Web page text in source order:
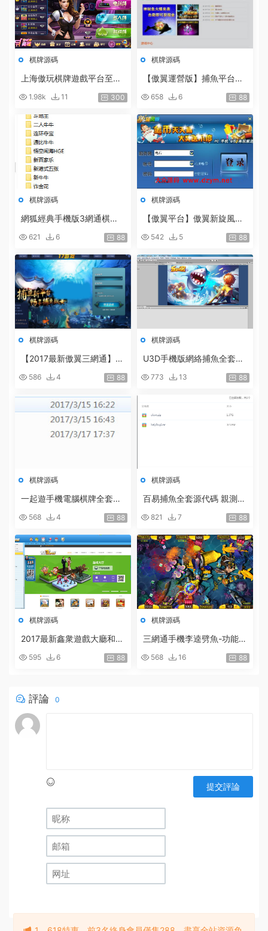
棋牌源碼
上海傲玩棋牌遊戲平台至尊
果客戶端+工具+網站+數據
庫
1.98k 11 300
棋牌源碼
【傲翼運營版】捕魚平台遊
設教程
658 6 88
棋牌源碼
網狐經典手機版3網通棋牌
621 6 88
棋牌源碼
【傲翼平台】傲翼新旋風棋
542 5 88
棋牌源碼
【2017最新傲翼三網通】2
套完整源碼[三網]
586 4 88
棋牌源碼
U3D手機版網絡捕魚全套包
完整
773 13 88
棋牌源碼
一起遊手機電腦棋牌全套源
手機客戶端COCOS
568 4 88
棋牌源碼
百易捕魚全套源代碼 親測完
821 7 88
棋牌源碼
2017最新鑫衆遊戲大廳和全
碼程序
595 6 88
棋牌源碼
三網通手機李逵劈魚-功能完
568 16 88
評論 0
提交評論